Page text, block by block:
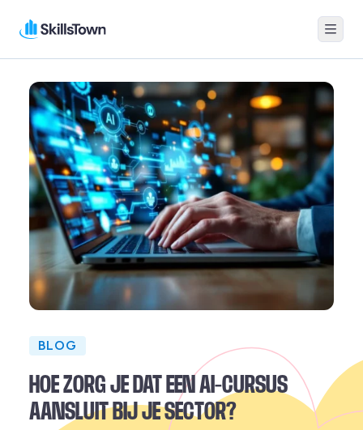
Menu
BLOG
HOE ZORG JE DAT EEN AI-CURSUS
AANSLUIT BIJ JE SECTOR?